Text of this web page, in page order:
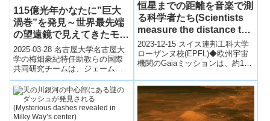
115億光年かなたに”巨大
渦巻”を発見～世界最先端
の望遠鏡で見えてきたモン
スター銀河の素顔～
2025-03-28 名古屋大学名古屋大
学の梅畑豪紀特任助教らの国際
共同研究チームは、ジェーム
ズ・ウェッブ宇宙望遠鏡とアル
マ望遠鏡を用いた観測により、
115億光...
恒星までの距離を音楽で測
る科学者たち(Scientists
measure the distance to
stars by their music)
2023-12-15 スイス連邦工科大学
ローザンヌ校(EPFL)◆欧州宇宙
機関のGaiaミッションは、約10
データが約20億の星...